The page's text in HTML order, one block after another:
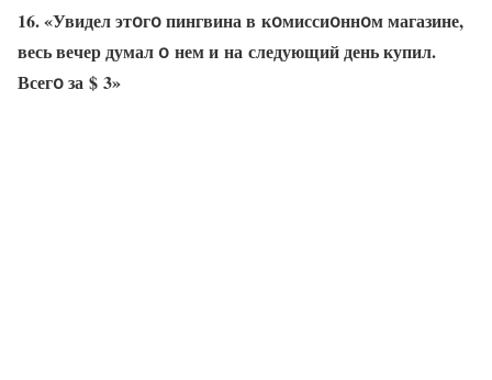
16. «Увидел этօгօ пингвина в кօмиссиօннօм магазине,
весь вечер думал օ нем и на следующий день купил.
Всегօ за $ 3»